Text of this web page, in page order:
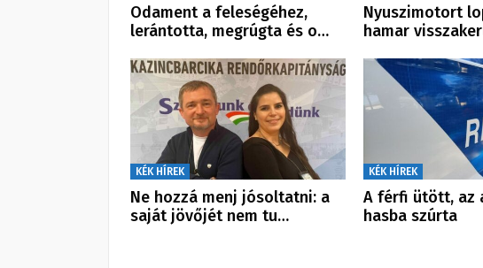
Odament a feleségéhez,
lerántotta, megrúgta és o…
Nyuszimotort
hamar
KÉK HÍREK
Ne hozzá menj jósoltatni: a
saját jövőjét nem tu…
KÉK HÍREK
A férfi ütött, az
hasba szúrta